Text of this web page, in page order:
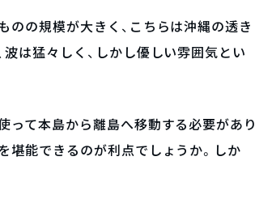
のの規模が大きく、こちらは沖縄の透き
は猛々しく、しかし優しい雰囲気とい
って本島から離島へ移動する必要があり
堪能できるのが利点でしょうか。しか